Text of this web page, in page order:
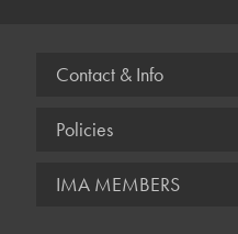
Contact & Info
Policies
IMA MEMBERS